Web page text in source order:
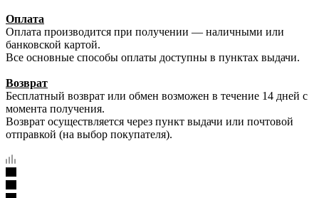
Оплата
Оплата производится при получении — наличными или
банковской картой.
Все основные способы оплаты доступны в пунктах выдачи.
Возврат
Бесплатный возврат или обмен возможен в течение 14 дней с
момента получения.
Возврат осуществляется через пункт выдачи или почтовой
отправкой (на выбор покупателя).